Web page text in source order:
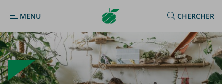
MENU
MENU
Argenta
Homepage
CHERCHER